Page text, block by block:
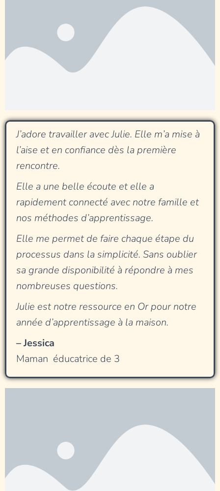
J’adore travailler avec Julie. Elle m’a mise à
l’aise et en confiance dès la première
rencontre.
Elle a une belle écoute et elle a
rapidement connecté avec notre famille et
nos méthodes d’apprentissage.
Elle me permet de faire chaque étape du
processus dans la simplicité. Sans oublier
sa grande disponibilité à répondre à mes
nombreuses questions.
Julie est notre ressource en Or pour notre
année d’apprentissage à la maison.
– Jessica
Maman éducatrice de 3